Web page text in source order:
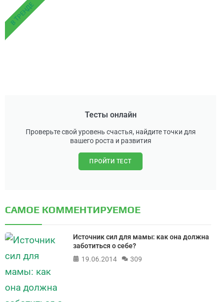
Тесты онлайн
Проверьте свой уровень счастья, найдите точки для
вашего роста и развития
ПРОЙТИ ТЕСТ
В ТРЕНДЕ
САМОЕ КОММЕНТИРУЕМОЕ
Источник сил для мамы: как она должна
заботиться о себе?
19.06.2014
309